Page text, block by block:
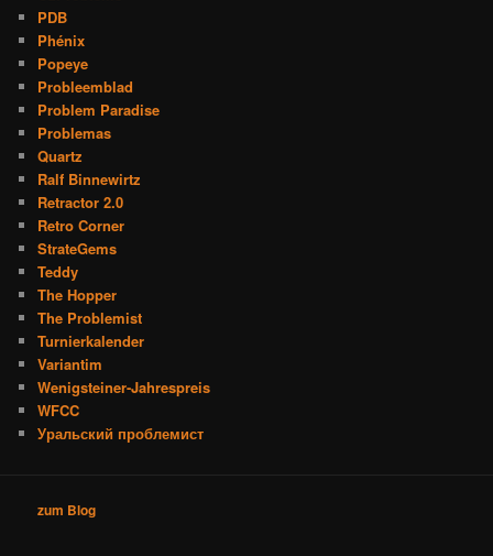
PDB
Phénix
Popeye
Probleemblad
Problem Paradise
Problemas
Quartz
Ralf Binnewirtz
Retractor 2.0
Retro Corner
StrateGems
Teddy
The Hopper
The Problemist
Turnierkalender
Variantim
Wenigsteiner-Jahrespreis
WFCC
Уральский проблемист
zum Blog